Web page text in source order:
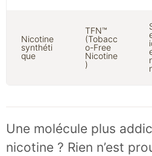
Nicotine
synthéti
que
TFN™
(Tobacc
o-Free
Nicotine
)
Une molécule plus
nicotine ? Rien n’est